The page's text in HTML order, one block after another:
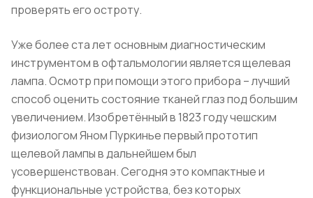
проверять его остроту.
Уже более ста лет основным диагностическим
инструментом в офтальмологии является щелевая
лампа. Осмотр при помощи этого прибора – лучший
способ оценить состояние тканей глаз под большим
увеличением. Изобретённый в 1823 году чешским
физиологом Яном Пуркинье первый прототип
щелевой лампы в дальнейшем был
усовершенствован. Сегодня это компактные и
функциональные устройства, без которых